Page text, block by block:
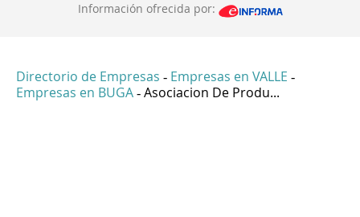
Información ofrecida por:
Directorio de Empresas - Empresas en VALLE -
Empresas en BUGA - Asociacion De Produ...